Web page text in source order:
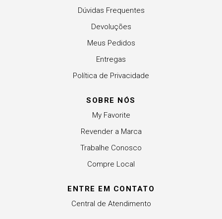
Dúvidas Frequentes
Devoluções
Meus Pedidos
Entregas
Política de Privacidade
SOBRE NÓS
My Favorite
Revender a Marca
Trabalhe Conosco
Compre Local
ENTRE EM CONTATO
Central de Atendimento